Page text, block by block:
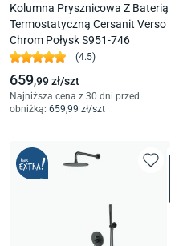
Kolumna Prysznicowa Z Baterią
Termostatyczną Cersanit Verso
Chrom Połysk S951-746
(4.5)
659,99zł/szt
Najniższa cena z 30 dni przed
obniżką: 659 ,99 zł/szt